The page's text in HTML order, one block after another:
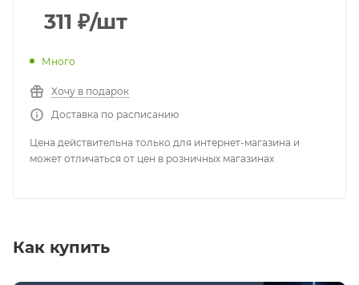
311 ₽/шт
Много
Хочу в подарок
Доставка по расписанию
Цена действительна только для интернет-магазина и
может отличаться от цен в розничных магазинах
Как купить